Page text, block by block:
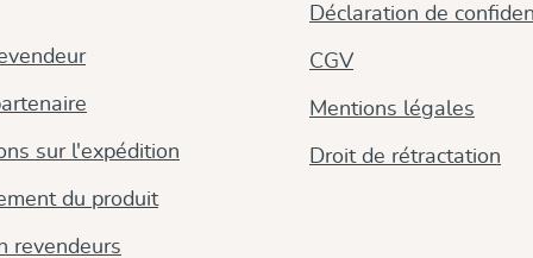
généré. Vous le trouverez sur la page de confirmation
client et le code sera vous envoyé dans un e-mail
souhaitez imprimer le bon cadeau dans un joli design
d'imprimé dans lesquels vous pouvez saisir le code et
vous ne commandez que le bon cadeau, vous ne payez
du bon cadeau est possible. Une éventuelle valeur
sur l'expédition
du produit
revendeurs
Déclaration de
CGV
Mentions légales
Droit de rétractation